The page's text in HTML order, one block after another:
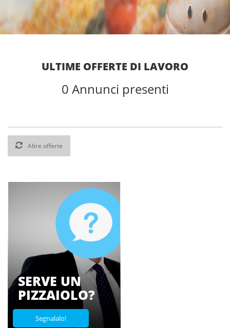
ULTIME OFFERTE DI LAVORO
0 Annunci presenti
Altre offerte
SERVE UN
PIZZAIOLO?
Segnalalo!